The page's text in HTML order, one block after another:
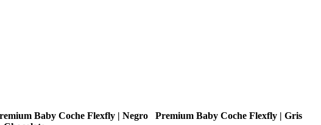
Premium Baby Coche Flexfly | Gris Premium Baby Coche Flexfly | Negro